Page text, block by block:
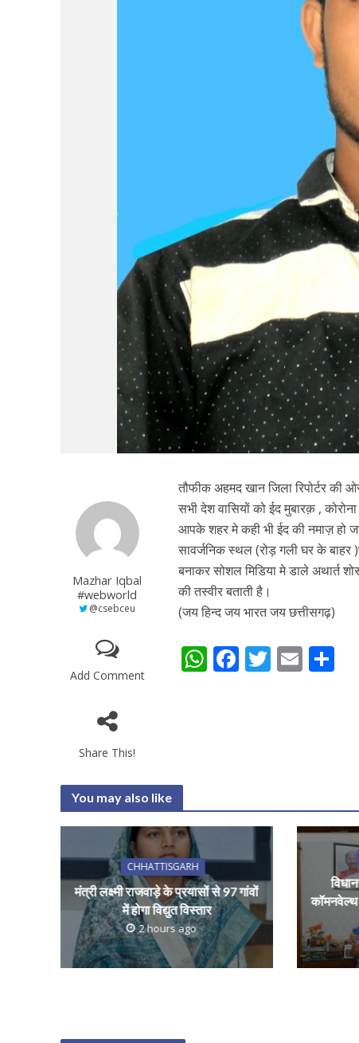
Mazhar Iqbal
#webworld
@csebceu
Add Comment
Share This!
तौफीक अहमद खान जिला रिपोर्टर की
सभी देश वासियों को ईद मुबारक़ ,
आपके शहर मे कही भी ईद की नमाज़ हो
सावर्जनिक स्थल (रोड़ गली घर के
बनाकर सोशल मिडिया मे डाले अथार्त
की तस्वीर बताती है।
(जय हिन्द जय भारत जय छत्तीसगढ़)
W
p
F
k
T E
You may also like
CHHATTISGARH
मंत्री लक्ष्मी राजवाड़े के प्रयासों से 97 गांवों
में होगा विद्युत विस्तार
2 hours ago
कॉमनवेल्थ